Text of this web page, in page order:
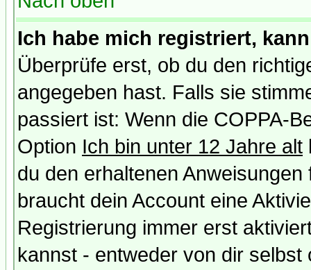
Ich habe mich registriert,
Überprüfe erst, ob du den
angegeben hast. Falls sie
passiert ist: Wenn die COPPA-
Option Ich bin unter 12 Jahre alt
du den erhaltenen
braucht dein Account eine
Registrierung immer erst
kannst - entweder von dir selbst